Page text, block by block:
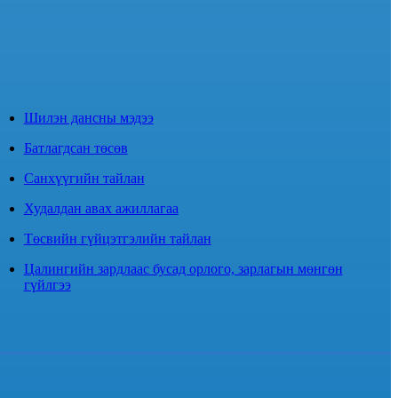
Шилэн дансны мэдээ
Батлагдсан төсөв
Санхүүгийн тайлан
Худалдан авах ажиллагаа
Төсвийн гүйцэтгэлийн тайлан
Цалингийн зардлаас бусад орлого, зарлагын мөнгөн
гүйлгээ